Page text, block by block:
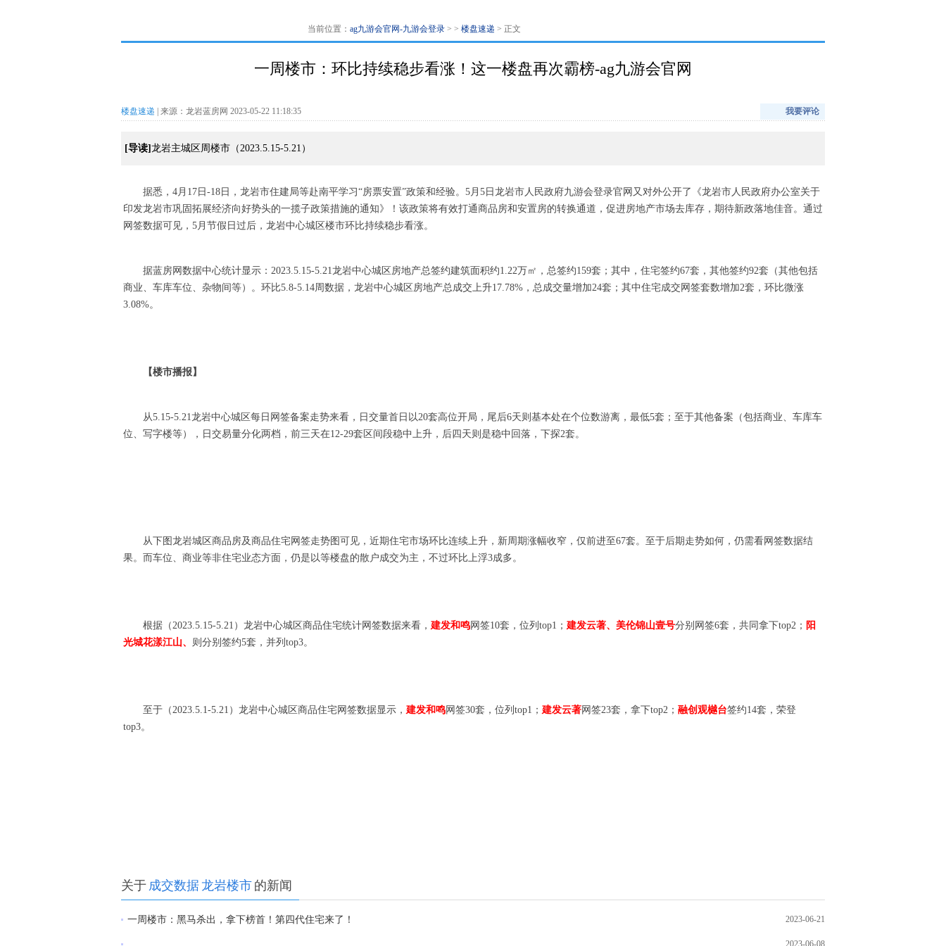
当前位置： ag九游会官网-九游会登录 > > 楼盘速递 > 正文
一周楼市：环比持续稳步看涨！这一楼盘再次霸榜-ag九游会官网
楼盘速递 | 来源：龙岩蓝房网 2023-05-22 11:18:35 我要评论
[导读] 龙岩主城区周楼市（2023.5.15-5.21）
据悉，4月17日-18日，龙岩市住建局等赴南平学习“房票安置”政策和经验。5月5日龙岩市人民政府九游会登录官网又对外公开了《龙岩市人民政府办公室关于
印发龙岩市巩固拓展经济向好势头的一揽子政策措施的通知》！该政策将有效打通商品房和安置房的转换通道，促进房地产市场去库存，期待新政落地佳音。通过
网签数据可见，5月节假日过后，龙岩中心城区楼市环比持续稳步看涨。
据蓝房网数据中心统计显示：2023.5.15-5.21龙岩中心城区房地产总签约建筑面积约1.22万㎡，总签约159套；其中，住宅签约67套，其他签约92套（其他包括
商业、车库车位、杂物间等）。环比5.8-5.14周数据，龙岩中心城区房地产总成交上升17.78%，总成交量增加24套；其中住宅成交网签套数增加2套，环比微涨
3.08%。
【楼市播报】
从5.15-5.21龙岩中心城区每日网签备案走势来看，日交量首日以20套高位开局，尾后6天则基本处在个位数游离，最低5套；至于其他备案（包括商业、车库车
位、写字楼等），日交易量分化两档，前三天在12-29套区间段稳中上升，后四天则是稳中回落，下探2套。
从下图龙岩城区商品房及商品住宅网签走势图可见，近期住宅市场环比连续上升，新周期涨幅收窄，仅前进至67套。至于后期走势如何，仍需看网签数据结
果。而车位、商业等非住宅业态方面，仍是以等楼盘的散户成交为主，不过环比上浮3成多。
根据（2023.5.15-5.21）龙岩中心城区商品住宅统计网签数据来看， 建发和鸣网签10套，位列top1； 建发云著、美伦锦山壹号分别网签6套，共同拿下top2； 阳
光城花漾江山、 则分别签约5套，并列top3。
至于（2023.5.1-5.21）龙岩中心城区商品住宅网签数据显示， 建发和鸣网签30套，位列top1； 建发云著网签23套，拿下top2； 融创观樾台签约14套，荣登
top3。
关于 成交数据 龙岩楼市 的新闻
一周楼市：黑马杀出，拿下榜首！第四代住宅来了！ 2023-06-21
2023-06-08